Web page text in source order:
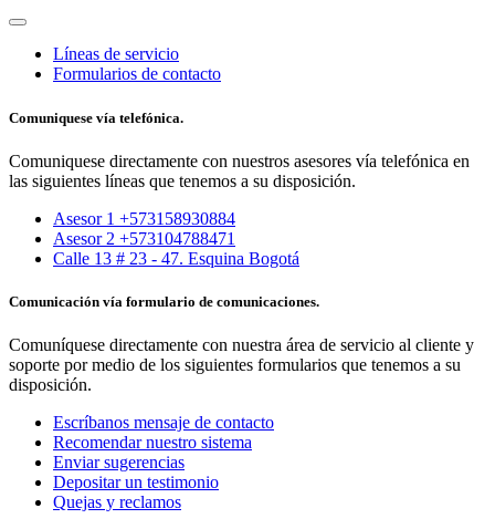
Líneas de servicio
Formularios de contacto
Comuniquese vía telefónica.
Comuniquese directamente con nuestros asesores vía telefónica en
las siguientes líneas que tenemos a su disposición.
Asesor 1 +573158930884
Asesor 2 +573104788471
Calle 13 # 23 - 47. Esquina Bogotá
Comunicación vía formulario de comunicaciones.
Comuníquese directamente con nuestra área de servicio al cliente y
soporte por medio de los siguientes formularios que tenemos a su
disposición.
Escríbanos mensaje de contacto
Recomendar nuestro sistema
Enviar sugerencias
Depositar un testimonio
Quejas y reclamos